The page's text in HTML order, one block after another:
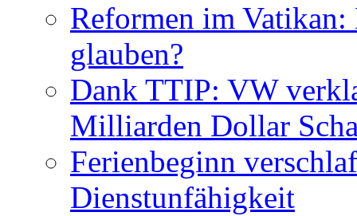
Reformen im Vatikan:
glauben?
Dank TTIP: VW
Milliarden Dollar
Ferienbeginn
Dienstunfähigkeit